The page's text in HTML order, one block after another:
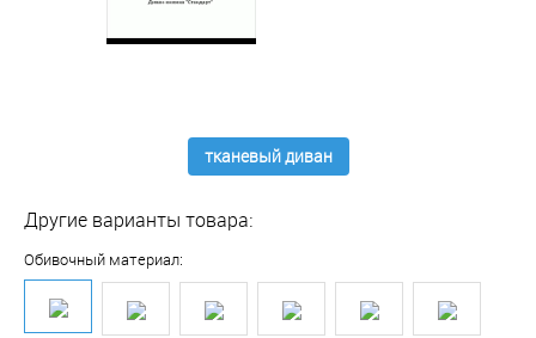
тканевый диван
Другие варианты товара:
Обивочный материал: